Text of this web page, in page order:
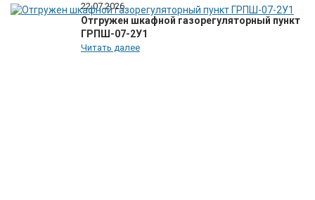
22.07.2026
Отгружен шкафной газорегуляторный пункт
ГРПШ-07-2У1
Читать далее